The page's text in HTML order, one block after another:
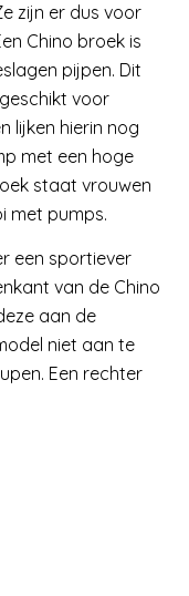
zijn er dus voor
Chino broek is
pijpen. Dit
voor
lijken hierin nog
met een hoge
staat vrouwen
met pumps.
een sportiever
van de Chino
aan de
niet aan te
Een rechter